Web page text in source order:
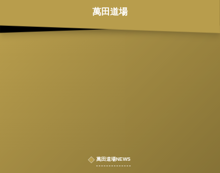
萬田道場
萬田道場NEWS